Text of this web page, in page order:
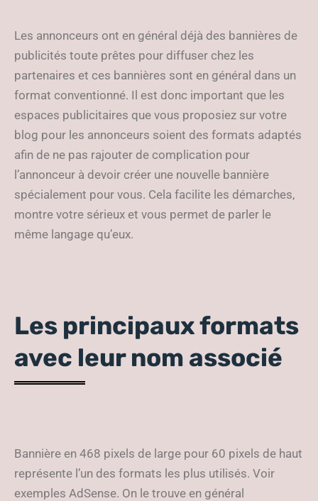
Les annonceurs ont en général déjà des bannières de
publicités toute prêtes pour diffuser chez les
partenaires et ces bannières sont en général dans un
format conventionné. Il est donc important que les
espaces publicitaires que vous proposiez sur votre
blog pour les annonceurs soient des formats adaptés
afin de ne pas rajouter de complication pour
l’annonceur à devoir créer une nouvelle bannière
spécialement pour vous. Cela facilite les démarches,
montre votre sérieux et vous permet de parler le
même langage qu’eux.
Les principaux formats
avec leur nom associé
Bannière en 468 pixels de large pour 60 pixels de haut
représente l’un des formats les plus utilisés. Voir
exemples AdSense. On le trouve en général